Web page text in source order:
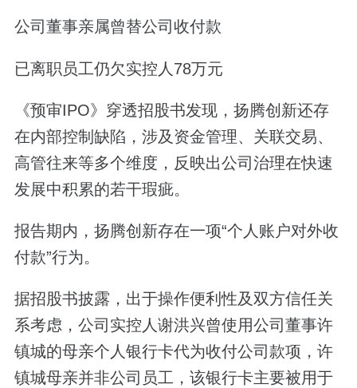
公司董事亲属曾替公司收付款
已离职员工仍欠实控人78万元
《预审IPO》穿透招股书发现，扬腾创新还存
在内部控制缺陷，涉及资金管理、关联交易、
高管往来等多个维度，反映出公司治理在快速
发展中积累的若干瑕疵。
报告期内，扬腾创新存在一项“个人账户对外收
付款”行为。
据招股书披露，出于操作便利性及双方信任关
系考虑，公司实控人谢洪兴曾使用公司董事许
镇城的母亲个人银行卡代为收付公司款项，许
镇城母亲并非公司员工，该银行卡主要被用于